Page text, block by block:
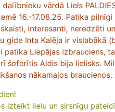
dalībnieku vārdā Liels
16.-17.08.25. Patika
interesanti, neredzēti
gide Inta Kalēja ir vislabākā
patika Liepājas izbrauciens,
šoferītis Aldis bija lielisks.
nākamajos
izteikt lielu un sirsnīgu